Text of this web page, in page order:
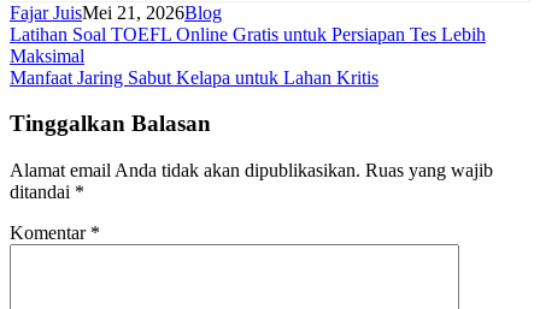
Fajar JuisMei 21, 2026Blog
Navigasi
pos
Latihan Soal TOEFL Online Gratis untuk Persiapan Tes Lebih
Maksimal
Manfaat Jaring Sabut Kelapa untuk Lahan Kritis
Tinggalkan Balasan
Alamat email Anda tidak akan dipublikasikan. Ruas yang wajib
ditandai *
Komentar *